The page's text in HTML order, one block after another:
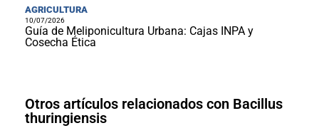
AGRICULTURA
10/07/2026
Guía de Meliponicultura Urbana: Cajas INPA y
Cosecha Ética
Otros artículos relacionados con Bacillus
thuringiensis